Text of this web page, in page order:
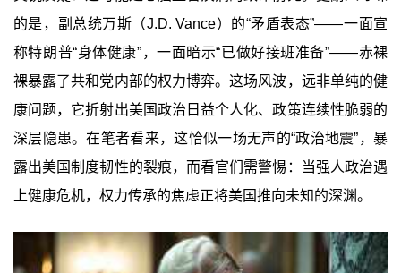
的是，副总统万斯（J.D. Vance）的“矛盾表态”——一面宣
称特朗普“身体健康”，一面暗示“已做好接班准备”——赤裸
裸暴露了共和党内部的权力博弈。这场风波，远非单纯的健
康问题，它折射出美国政治日益个人化、政策连续性脆弱的
深层隐患。在笔者看来，这恰似一场无声的“政治地震”，暴
露出美国制度韧性的裂痕，而看官们需警惕：当强人政治遇
上健康危机，权力传承的焦虑正将美国推向未知的深渊。